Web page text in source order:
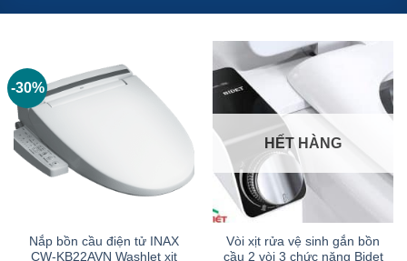
-30%
Nắp bồn cầu điện tử INAX
CW-KB22AVN Washlet xịt
HẾT HÀNG
Vòi xịt rửa vệ sinh gắn bồn
cầu 2 vòi 3 chức năng Bidet